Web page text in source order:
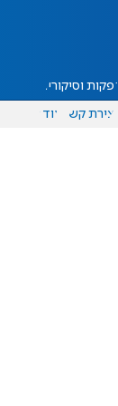
הפקות וסיקורים
יצירת קשר עוד